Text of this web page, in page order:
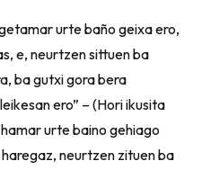
urte baño geixa ero,
e, neurtzen sittuen ba
ba gutxi gora bera
ero” – (Hori ikusita
urte baino gehiago
neurtzen zituen ba